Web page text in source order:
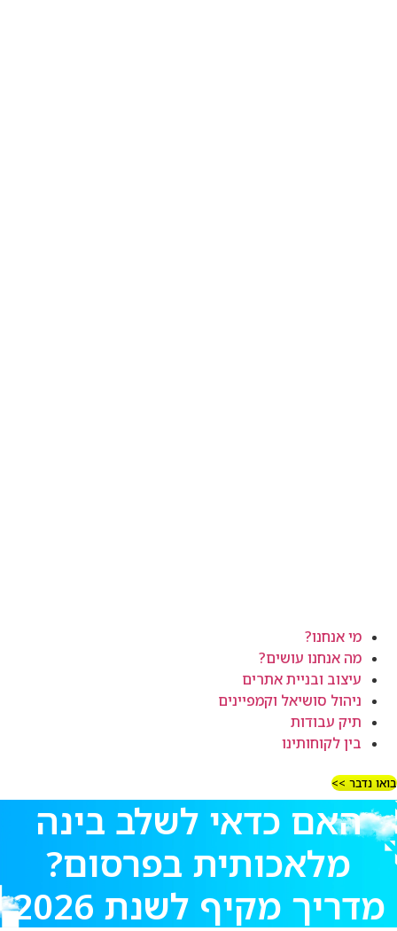
מי אנחנו?
מה אנחנו עושים?
עיצוב ובניית אתרים
ניהול סושיאל וקמפיינים
תיק עבודות
בין לקוחותינו
בואו נדבר >>
האם כדאי לשלב בינה
מלאכותית בפרסום?
מדריך מקיף לשנת 2026